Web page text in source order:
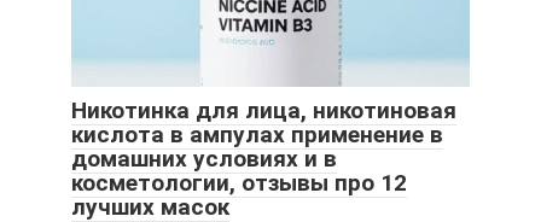
Никотинка для лица, никотиновая
кислота в ампулах применение в
домашних условиях и в
косметологии, отзывы про 12
лучших масок